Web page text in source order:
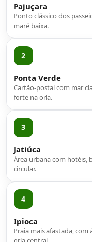
Pajuçara
Ponto clássico dos
maré baixa.
2
Ponta Verde
Cartão-postal com mar
forte na orla.
3
Jatiúca
Área urbana com hotéis,
circular.
4
Ipioca
Praia mais afastada,